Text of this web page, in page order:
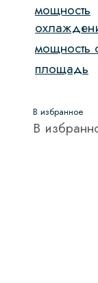
мощность
мощность
площадь
В избранное
В